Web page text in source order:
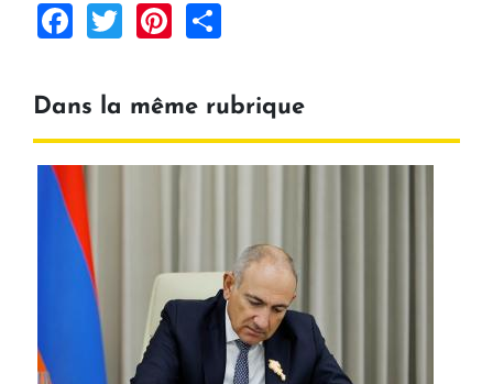
Facebook
TwitterPinterest
Dans la même rubrique